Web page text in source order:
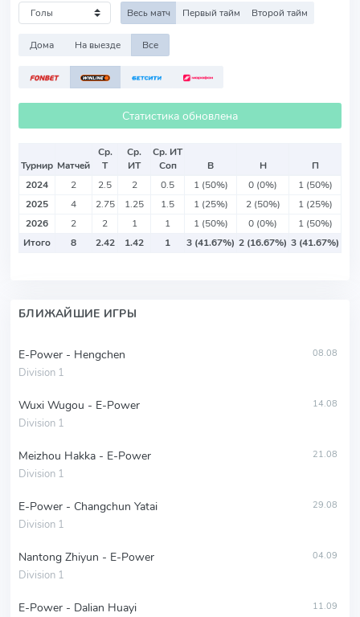
Весь матч Первый тайм Второй тайм
Дома На выезде Все
Статистика обновлена
Турнир Матчей
Ср.
Т
Ср.
ИТ
Ср. ИТ
Соп
В Н
П
2024
2 2.5 2 0.5 1 (50%) 0 (0%)
1 (50%)
2025
4 2.75 1.25 1.5 1 (25%) 2 (50%)
1 (25%)
2026
2 2 1 1 1 (50%) 0 (0%)
1 (50%)
Итого
8 2.42 1.42 1 3 (41.67%) 2 (16.67%) 3 (41.67%)
БЛИЖАЙШИЕ ИГРЫ
E-Power - Hengchen
Division 1
08.08
Wuxi Wugou - E-Power
Division 1
14.08
Meizhou Hakka - E-Power
Division 1
21.08
E-Power - Changchun Yatai
Division 1
29.08
Nantong Zhiyun - E-Power
Division 1
04.09
E-Power - Dalian Huayi 11.09